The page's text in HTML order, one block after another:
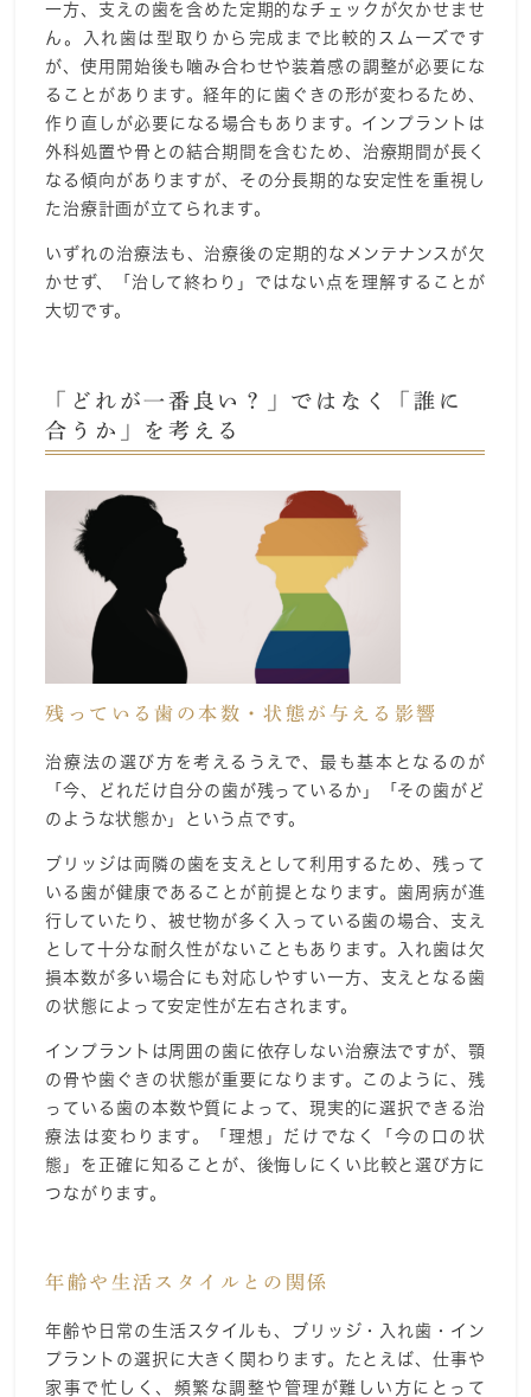
一方、支えの歯を含めた定期的なチェックが欠かせませ
ん。入れ歯は型取りから完成まで比較的スムーズです
が、使用開始後も噛み合わせや装着感の調整が必要にな
ることがあります。経年的に歯ぐきの形が変わるため、
作り直しが必要になる場合もあります。インプラントは
外科処置や骨との結合期間を含むため、治療期間が長く
なる傾向がありますが、その分長期的な安定性を重視し
た治療計画が立てられます。
いずれの治療法も、治療後の定期的なメンテナンスが欠
かせず、「治して終わり」ではない点を理解することが
大切です。
「どれが一番良い？」ではなく「誰に
合うか」を考える
残っている歯の本数・状態が与える影響
治療法の選び方を考えるうえで、最も基本となるのが
「今、どれだけ自分の歯が残っているか」「その歯がど
のような状態か」という点です。
ブリッジは両隣の歯を支えとして利用するため、残って
いる歯が健康であることが前提となります。歯周病が進
行していたり、被せ物が多く入っている歯の場合、支え
として十分な耐久性がないこともあります。入れ歯は欠
損本数が多い場合にも対応しやすい一方、支えとなる歯
の状態によって安定性が左右されます。
インプラントは周囲の歯に依存しない治療法ですが、顎
の骨や歯ぐきの状態が重要になります。このように、残
っている歯の本数や質によって、現実的に選択できる治
療法は変わります。「理想」だけでなく「今の口の状
態」を正確に知ることが、後悔しにくい比較と選び方に
つながります。
年齢や生活スタイルとの関係
年齢や日常の生活スタイルも、ブリッジ・入れ歯・イン
プラントの選択に大きく関わります。たとえば、仕事や
家事で忙しく、頻繁な調整や管理が難しい方にとって